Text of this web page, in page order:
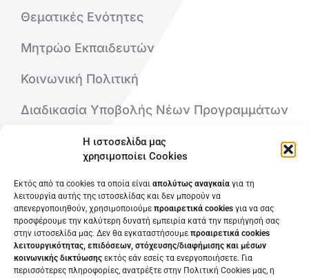
Η ιστοσελίδα μας
χρησιμοποίει Cookies
Εκτός από τα cookies τα οποία είναι απολύτως αναγκαία για τη
λειτουργία αυτής της ιστοσελίδας και δεν μπορούν να
απενεργοποιηθούν, χρησιμοποιούμε προαιρετικά cookies για να σας
προσφέρουμε την καλύτερη δυνατή εμπειρία κατά την περιήγησή σας
στην ιστοσελίδα μας. Δεν θα εγκαταστήσουμε προαιρετικά cookies
λειτουργικότητας, επιδόσεων, στόχευσης/διαφήμισης και μέσων
κοινωνικής δικτύωσης εκτός εάν εσείς τα ενεργοποιήσετε. Για
περισσότερες πληροφορίες, ανατρέξτε στην Πολιτική Cookies μας, η
Θεματικές Ενότητες
Μητρώο Εκπαιδευτών
Κοινωνική Πολιτική
Διαδικασία Υποβολής Νέων Προγραμμάτων
Ποιοι είμαστε
Επικοινωνήστε μαζί μας
Συχνές Ερωτήσεις